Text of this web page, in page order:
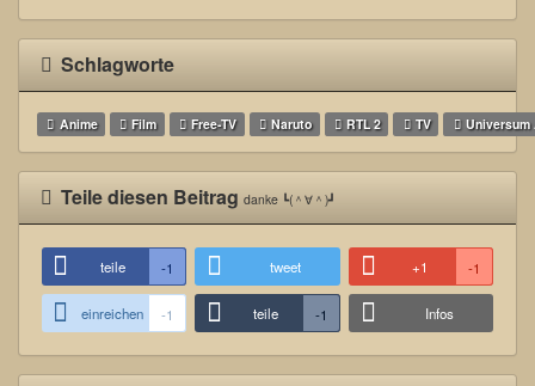
Schlagworte
Anime Film Free-TV Naruto RTL 2 TV Universum
Teile diesen Beitragdanke ┗(＾∀＾)┛
teile -1 tweet +1 -1
einreichen -1 teile -1 Infos